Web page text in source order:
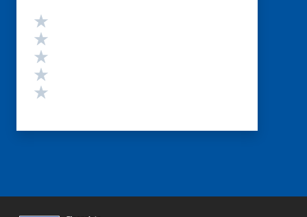
Valutazione